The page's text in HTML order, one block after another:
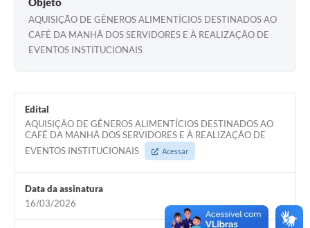
Galeria de Fotos
Contratos
Galeria de Vídeos
AQUISIÇÃO DE GÊNEROS ALIMENTÍCIOS DESTINADOS AO
CAFÉ DA MANHÃ DOS SERVIDORES E À REALIZAÇÃO DE
EVENTOS INSTITUCIONAIS
Edital
AQUISIÇÃO DE GÊNEROS ALIMENTÍCIOS DESTINADOS AO
CAFÉ DA MANHÃ DOS SERVIDORES E À REALIZAÇÃO DE
EVENTOS INSTITUCIONAIS
Acessar
Data da assinatura
16/03/2026